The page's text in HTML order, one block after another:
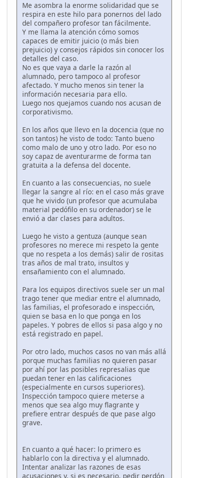
Me asombra la enorme solidaridad que se
respira en este hilo para ponernos del lado
del compañero profesor tan fácilmente.
Y me llama la atención cómo somos
capaces de emitir juicio (o más bien
prejuicio) y consejos rápidos sin conocer los
detalles del caso.
No es que vaya a darle la razón al
alumnado, pero tampoco al profesor
afectado. Y mucho menos sin tener la
información necesaria para ello.
Luego nos quejamos cuando nos acusan de
corporativismo.
En los años que llevo en la docencia (que no
son tantos) he visto de todo: Tanto bueno
como malo de uno y otro lado. Por eso no
soy capaz de aventurarme de forma tan
gratuita a la defensa del docente.
En cuanto a las consecuencias, no suele
llegar la sangre al río: en el caso más grave
que he vivido (un profesor que acumulaba
material pedófilo en su ordenador) se le
envió a dar clases para adultos.
Luego he visto a gentuza (aunque sean
profesores no merece mi respeto la gente
que no respeta a los demás) salir de rositas
tras años de mal trato, insultos y
ensañamiento con el alumnado.
Para los equipos directivos suele ser un mal
trago tener que mediar entre el alumnado,
las familias, el profesorado e inspección,
quien se basa en lo que ponga en los
papeles. Y pobres de ellos si pasa algo y no
está registrado en papel.
Por otro lado, muchos casos no van más allá
porque muchas familias no quieren pasar
por ahí por las posibles represalias que
puedan tener en las calificaciones
(especialmente en cursos superiores).
Inspección tampoco quiere meterse a
menos que sea algo muy flagrante y
prefiere entrar después de que pase algo
grave.
En cuanto a qué hacer: lo primero es
hablarlo con la directiva y el alumnado.
Intentar analizar las razones de esas
acusaciones y, si es necesario, pedir perdón